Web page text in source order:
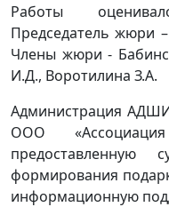
Работы
Председатель жюри
Члены жюри -
И.Д., Воротилина З.А.
Администрация
ООО
предоставленную
формирования
информационную